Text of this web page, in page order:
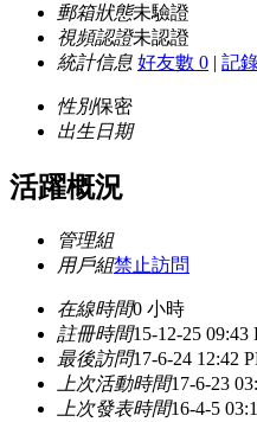
郵箱狀態未驗證
視頻認證未認證
統計信息 好友數 0 | 記
性別保密
出生日期
活躍概況
管理組
用戶組禁止訪問
在線時間0 小時
註冊時間15-12-25 09:43
最後訪問17-6-24 12:42
上次活動時間17-6-23
上次發表時間16-4-5